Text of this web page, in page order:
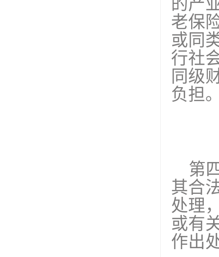
的产
老保
或同
行社
同级
负担
第
其合
处理
或有
作出